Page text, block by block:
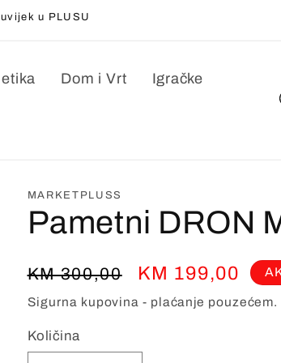
u PLUSU
Dom i Vrt Igračke
MARKETPLUSS
Pametni DRON
Redovna
cijena
KM 300,00
Prodajna
cijena
KM 199,00
Sigurna kupovina - plaćanje pouzećem.
Količina